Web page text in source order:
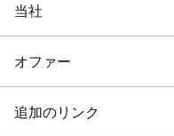
当社
オファー
追加のリンク